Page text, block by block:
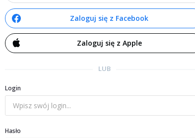
Zaloguj się z Facebook
Zaloguj się z Apple
LUB
Login
Hasło